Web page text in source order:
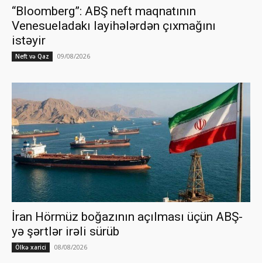
“Bloomberg”: ABŞ neft maqnatının
Venesueladakı layihələrdən çıxmağını
istəyir
Neft və Qaz 09/08/2026
İran Hörmüz boğazının açılması üçün ABŞ-
yə şərtlər irəli sürüb
Ölkə xarici 08/08/2026